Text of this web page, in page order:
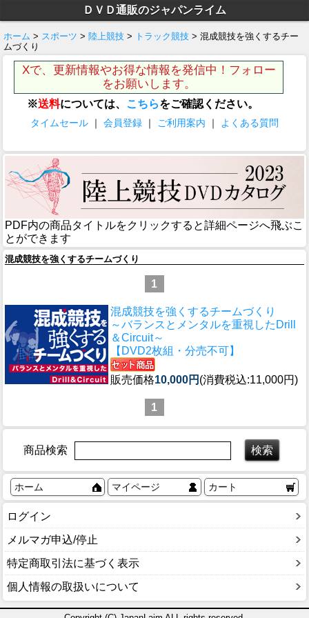
ＤＶＤ通販のジャパンライム
ホーム > スポーツ > 陸上競技 > トラック競技 > 混成競技を強くするチー
ムづくり
Xで、更新情報やお得な情報を発信中！フォロー
をお願いします。
※送料については、 こちらをご確認ください。
タイムセール ｜ 会員登録 ｜ ご利用案内 ｜ よくある質問
PDF内の商品タイトルをクリックすると詳細ページへ飛ぶこ
とができます
混成競技を強くするチームづくり
1
混成競技を強くするチームづくり
～バランスとメンタルを重視したDrill
＆Circuit～
【DVD2枚組・分売不可】
販売価格10,000円 (消費税込:11,000円)
1
商品検索
ホーム マイページ カート
ログイン
メルマガ申込/停止
特定商取引法に基づく表示
個人情報の取扱いについて